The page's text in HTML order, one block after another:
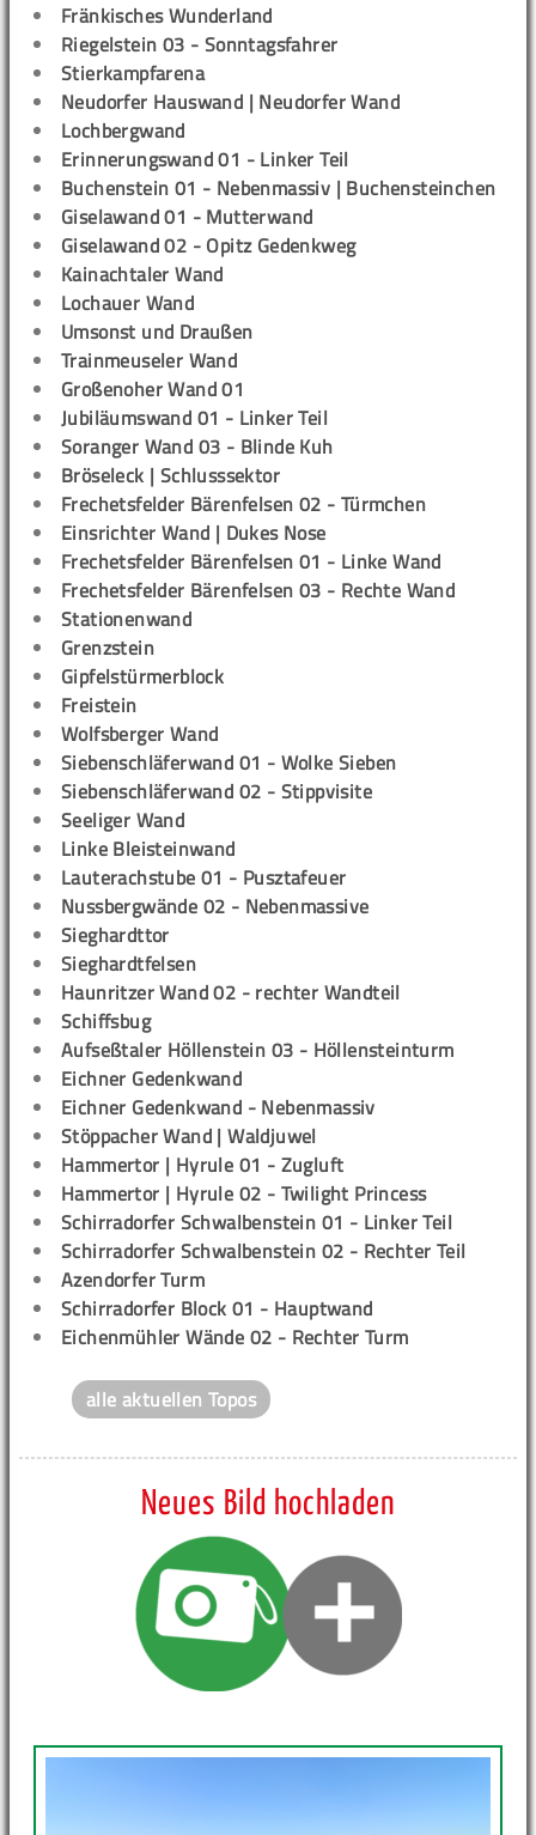
Fränkisches Wunderland
Riegelstein 03 - Sonntagsfahrer
Stierkampfarena
Neudorfer Hauswand | Neudorfer Wand
Lochbergwand
Erinnerungswand 01 - Linker Teil
Buchenstein 01 - Nebenmassiv | Buchensteinchen
Giselawand 01 - Mutterwand
Giselawand 02 - Opitz Gedenkweg
Kainachtaler Wand
Lochauer Wand
Umsonst und Draußen
Trainmeuseler Wand
Großenoher Wand 01
Jubiläumswand 01 - Linker Teil
Soranger Wand 03 - Blinde Kuh
Bröseleck | Schlusssektor
Frechetsfelder Bärenfelsen 02 - Türmchen
Einsrichter Wand | Dukes Nose
Frechetsfelder Bärenfelsen 01 - Linke Wand
Frechetsfelder Bärenfelsen 03 - Rechte Wand
Stationenwand
Grenzstein
Gipfelstürmerblock
Freistein
Wolfsberger Wand
Siebenschläferwand 01 - Wolke Sieben
Siebenschläferwand 02 - Stippvisite
Seeliger Wand
Linke Bleisteinwand
Lauterachstube 01 - Pusztafeuer
Nussbergwände 02 - Nebenmassive
Sieghardttor
Sieghardtfelsen
Haunritzer Wand 02 - rechter Wandteil
Schiffsbug
Aufseßtaler Höllenstein 03 - Höllensteinturm
Eichner Gedenkwand
Eichner Gedenkwand - Nebenmassiv
Stöppacher Wand | Waldjuwel
Hammertor | Hyrule 01 - Zugluft
Hammertor | Hyrule 02 - Twilight Princess
Schirradorfer Schwalbenstein 01 - Linker Teil
Schirradorfer Schwalbenstein 02 - Rechter Teil
Azendorfer Turm
Schirradorfer Block 01 - Hauptwand
Eichenmühler Wände 02 - Rechter Turm
alle aktuellen Topos
Neues Bild hochladen